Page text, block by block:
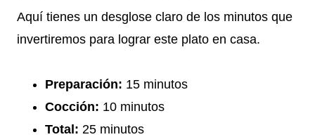
Aquí tienes un desglose claro de los minutos que
invertiremos para lograr este plato en casa.
Preparación: 15 minutos
Cocción: 10 minutos
Total: 25 minutos